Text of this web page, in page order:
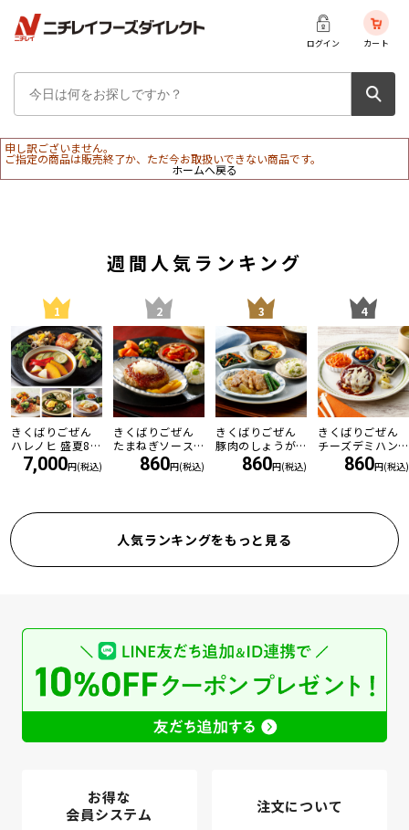
ログイン カート
申し訳ございません。
ご指定の商品は販売終了か、ただ今お取扱いできない商品です。
ホームへ戻る
週間人気ランキング
1
きくばりごぜん
ハレノヒ 盛夏8食
セット ・2026年
7月7,000円(税込)
2
きくばりごぜん
たまねぎソース
の和風ハンバー
860円(税込)
3
きくばりごぜん
豚肉のしょうが
860円(税込)
4
きくばりごぜん
チーズデミハン
バーグ860円(税込)
人気ランキングをもっと見る
お得な
会員システム
注文について